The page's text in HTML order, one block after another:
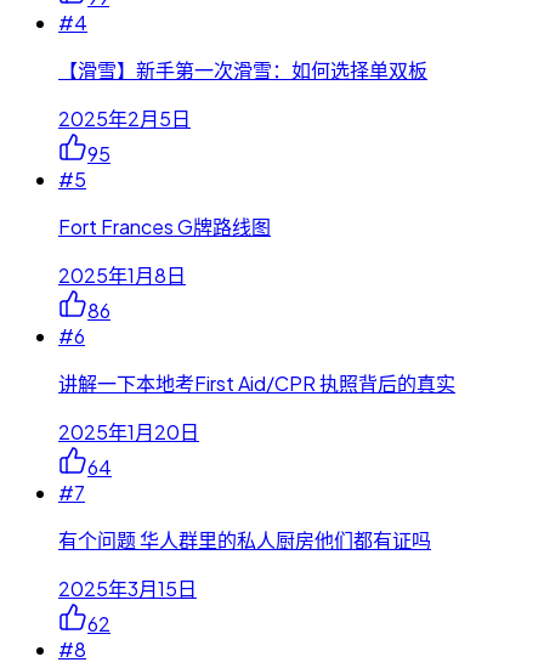
#4
【滑雪】新手第一次滑雪：如何选择单双板
2025年2月5日
95
#5
Fort Frances G牌路线图
2025年1月8日
86
#6
讲解一下本地考First Aid/CPR 执照背后的真实
2025年1月20日
64
#7
有个问题 华人群里的私人厨房他们都有证吗
2025年3月15日
62
#8